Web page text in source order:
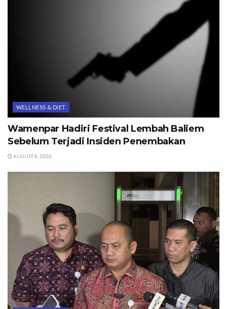
WELLNESS & DIET
Wamenpar Hadiri Festival Lembah Baliem
Sebelum Terjadi Insiden Penembakan
AUGUST 8, 2026